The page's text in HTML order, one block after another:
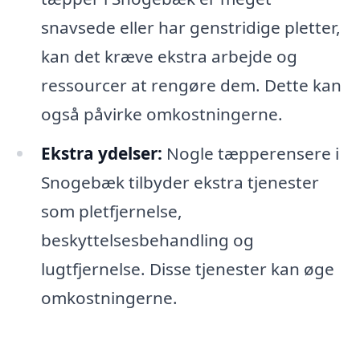
snavsede eller har genstridige pletter,
kan det kræve ekstra arbejde og
ressourcer at rengøre dem. Dette kan
også påvirke omkostningerne.
Ekstra ydelser: Nogle tæpperensere i
Snogebæk tilbyder ekstra tjenester
som pletfjernelse,
beskyttelsesbehandling og
lugtfjernelse. Disse tjenester kan øge
omkostningerne.